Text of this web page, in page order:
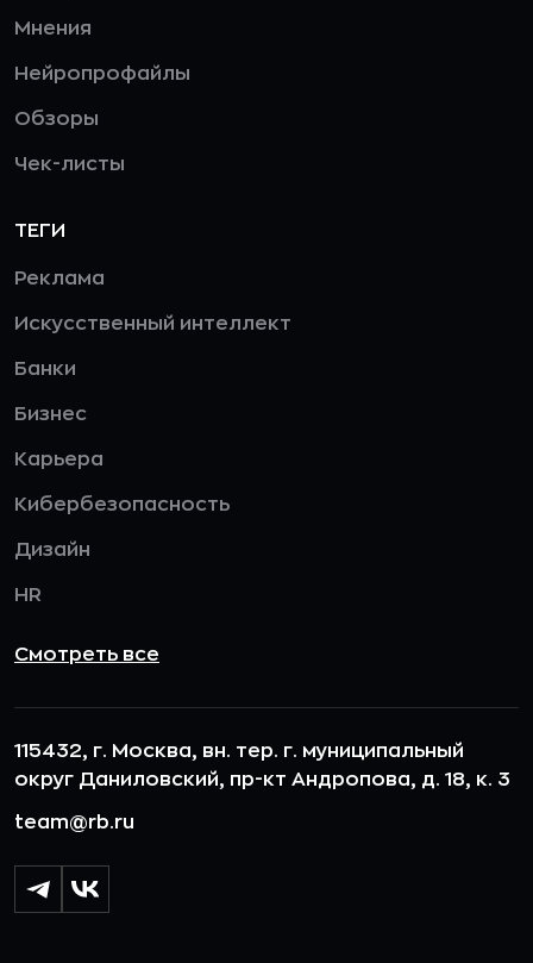
Мнения
Нейропрофайлы
Обзоры
Чек-листы
ТЕГИ
Реклама
Искусственный интеллект
Банки
Бизнес
Карьера
Кибербезопасность
Дизайн
HR
Смотреть все
115432, г. Москва, вн. тер. г. муниципальный
округ Даниловский, пр-кт Андропова, д. 18, к. 3
team@rb.ru